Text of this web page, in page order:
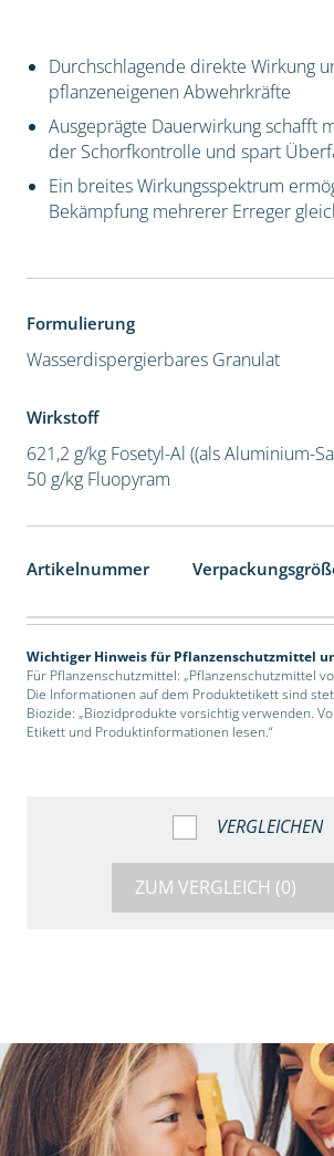
Durchschlagende direkte Wirkung
pflanzeneigenen Abwehrkräfte
Ausgeprägte Dauerwirkung schafft
der Schorfkontrolle und spart
Ein breites Wirkungsspektrum
Bekämpfung mehrerer Erreger
Formulierung
Wasserdispergierbares Granulat
Wirkstoff
621,2 g/kg Fosetyl-Al ((als Aluminium-
50 g/kg Fluopyram
Artikelnummer
Wichtiger Hinweis für Pflanzenschutzmittel
Für Pflanzenschutzmittel: „Pflanzenschutzmittel
Die Informationen auf dem Produktetikett sind
Biozide: „Biozidprodukte vorsichtig verwenden.
Etikett und Produktinformationen lesen.“
VERGLEICHEN
ZUM VERGLEICH (0)